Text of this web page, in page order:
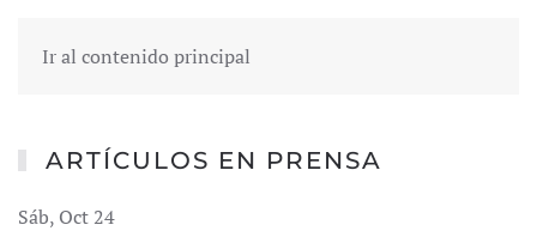
Ir al contenido principal
ARTÍCULOS EN PRENSA
Sáb, Oct 24